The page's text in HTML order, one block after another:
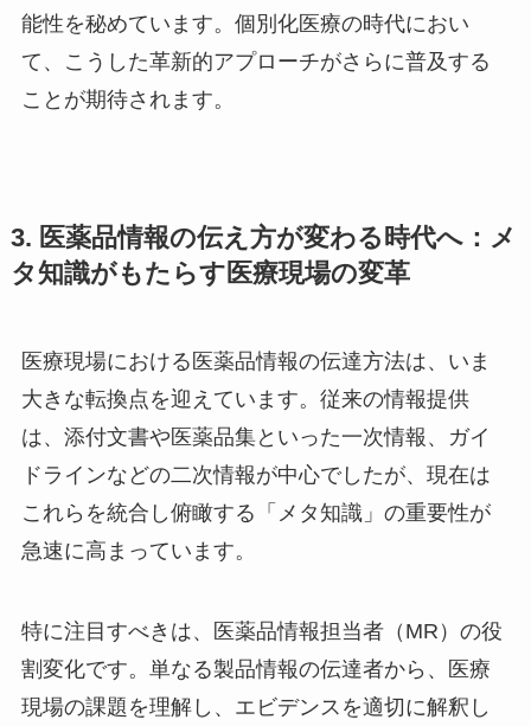
能性を秘めています。個別化医療の時代におい
て、こうした革新的アプローチがさらに普及する
ことが期待されます。
3. 医薬品情報の伝え方が変わる時代へ：メ
タ知識がもたらす医療現場の変革
医療現場における医薬品情報の伝達方法は、いま
大きな転換点を迎えています。従来の情報提供
は、添付文書や医薬品集といった一次情報、ガイ
ドラインなどの二次情報が中心でしたが、現在は
これらを統合し俯瞰する「メタ知識」の重要性が
急速に高まっています。
特に注目すべきは、医薬品情報担当者（MR）の役
割変化です。単なる製品情報の伝達者から、医療
現場の課題を理解し、エビデンスを適切に解釈し